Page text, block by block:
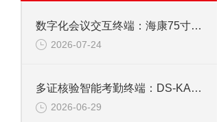
数字化会议交互终端：海康75寸4K触摸会议一体机
2026-07-24
多证核验智能考勤终端：DS-KAB673-IBQR人脸识别打卡考勤机
2026-06-29